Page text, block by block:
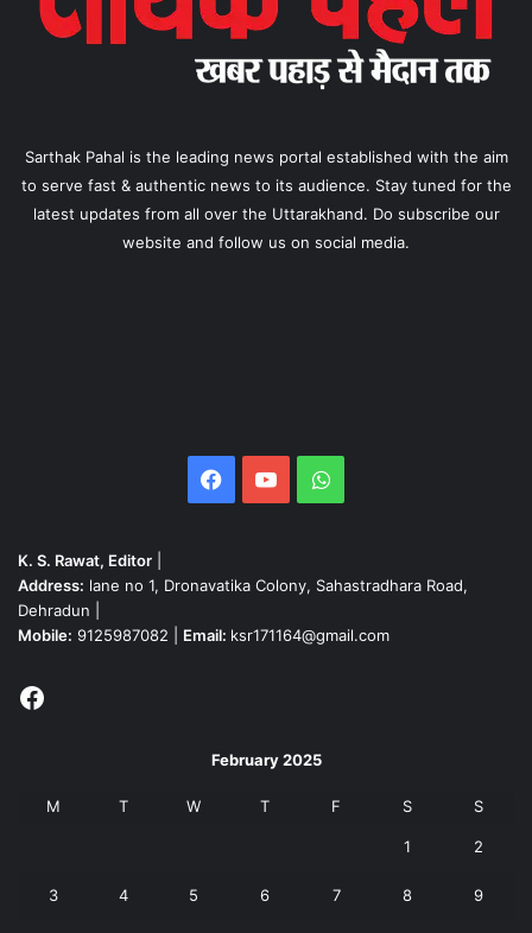
Sarthak Pahal is the leading news portal established with the aim
to serve fast & authentic news to its audience. Stay tuned for the
latest updates from all over the Uttarakhand. Do subscribe our
website and follow us on social media.
Facebook
YouTubeWhatsApp
K. S. Rawat, Editor
Address: lane no 1, Dronavatika Colony, Sahastradhara Road,
Dehradun |
Mobile: 9125987082 | Email: ksr171164@gmail.com
Facebook
February 2025
M T W T F S S
1 2
3 4 5 6 7 8 9